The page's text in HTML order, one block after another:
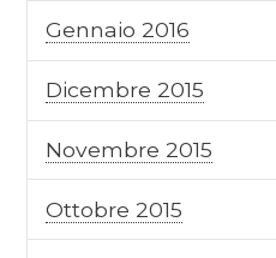
Gennaio 2016
Dicembre 2015
Novembre 2015
Ottobre 2015